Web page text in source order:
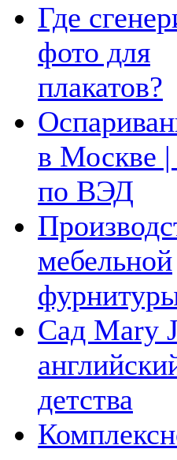
Где
фото для
плакатов?
в Москве
по ВЭД
мебельной
Сад Mary
детства